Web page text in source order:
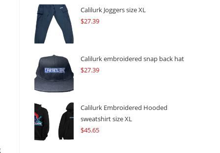
$109.57.$82.17.
Calilurk Joggers size XL
$27.39
Calilurk embroidered snap back hat
$27.39
Calilurk Embroidered Hooded
sweatshirt size XL
$45.65